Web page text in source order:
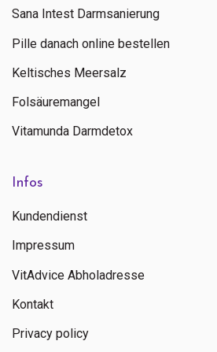
Sana Intest Darmsanierung
Pille danach online bestellen
Keltisches Meersalz
Folsäuremangel
Vitamunda Darmdetox
Infos
Kundendienst
Impressum
VitAdvice Abholadresse
Kontakt
Privacy policy